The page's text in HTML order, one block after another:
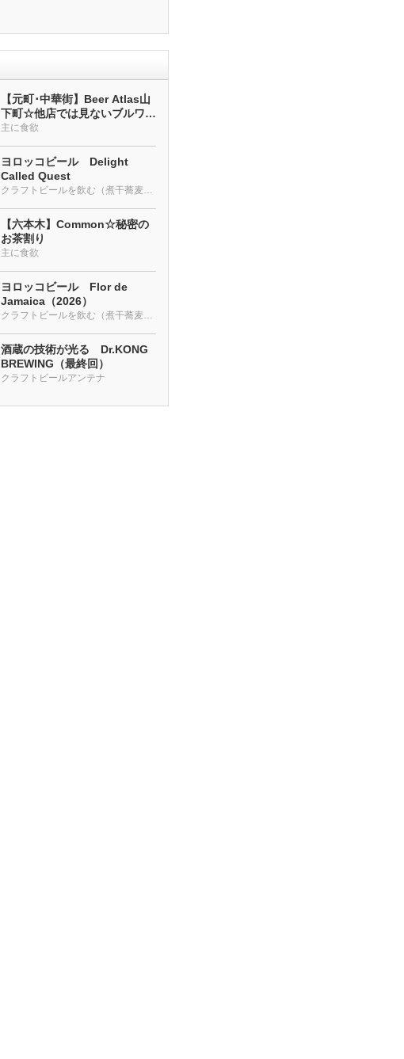
【元町･中華街】Beer Atlas山
下町☆他店では見ないブルワリ
ー多め
主に食欲
ヨロッコビール Delight
Called Quest
クラフトビールを飲む（煮干蕎麦も・・・）
【六本木】Common☆秘密の
お茶割り
主に食欲
ヨロッコビール Flor de
Jamaica（2026）
クラフトビールを飲む（煮干蕎麦も・・・）
酒蔵の技術が光る Dr.KONG
BREWING（最終回）
クラフトビールアンテナ